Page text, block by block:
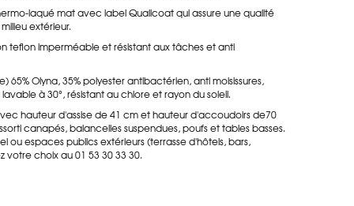
laqué mat avec label Qualicoat qui assure une qualité
extérieur.
teflon imperméable et résistant aux tâches et anti
65% Olyna, 35% polyester antibactérien, anti moisissures,
à 30°, résistant au chlore et rayon du soleil.
hauteur d'assise de 41 cm et hauteur d'accoudoirs de70
canapés, balancelles suspendues, poufs et tables basses.
ou espaces publics extérieurs (terrasse d'hôtels, bars,
votre choix au 01 53 30 33 30.